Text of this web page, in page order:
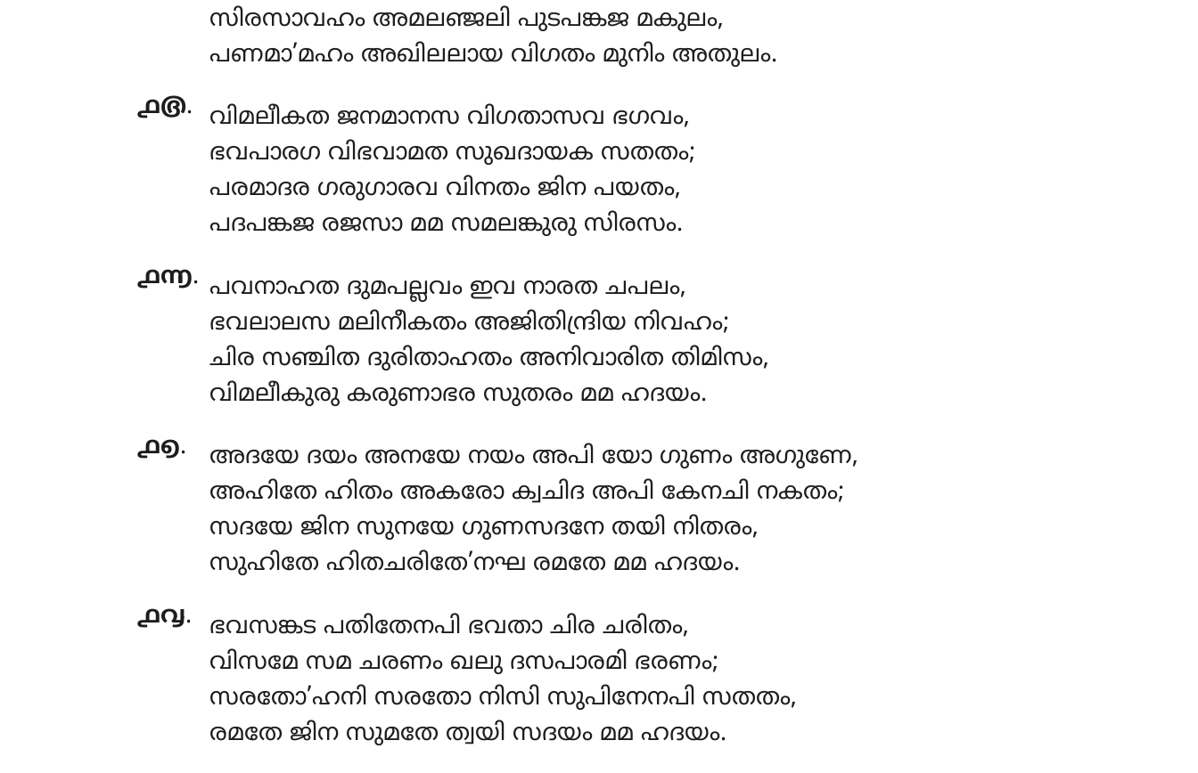
സിരസാവഹം അമലഞ്ജലി പുടപങ്കജ മകുലം,
പണമാ’മഹം അഖിലലായ വിഗതം മുനിം അതുലം.
൧൫.
വിമലീകത ജനമാനസ വിഗതാസവ ഭഗവം,
ഭവപാരഗ വിഭവാമത സുഖദായക സതതം;
പരമാദര ഗരുഗാരവ വിനതം ജിന പയതം,
പദപങ്കജ രജസാ മമ സമലങ്കുരു സിരസം.
൧൬. പവനാഹത ദുമപല്ലവം ഇവ നാരത ചപലം,
ഭവലാലസ മലിനീകതം അജിതിന്ദ്രിയ നിവഹം;
ചിര സഞ്ചിത ദുരിതാഹതം അനിവാരിത തിമിസം,
വിമലീകുരു കരുണാഭര സുതരം മമ ഹദയം.
൧൭.
അദയേ ദയം അനയേ നയം അപി യോ ഗുണം അഗുണേ,
അഹിതേ ഹിതം അകരോ ക്വചിദ അപി കേനചി നകതം;
സദയേ ജിന സുനയേ ഗുണസദനേ തയി നിതരം,
സുഹിതേ ഹിതചരിതേ’നഘ രമതേ മമ ഹദയം.
൧൮.
ഭവസങ്കട പതിതേനപി ഭവതാ ചിര ചരിതം,
വിസമേ സമ ചരണം ഖലു ദസപാരമി ഭരണം;
സരതോ’ഹനി സരതോ നിസി സുപിനേനപി സതതം,
രമതേ ജിന സുമതേ ത്വയി സദയം മമ ഹദയം.